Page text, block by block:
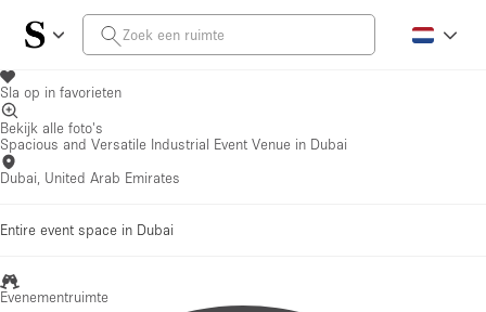
Sla op in favorieten
Bekijk alle foto's
Spacious and Versatile Industrial Event Venue in Dubai
Dubai, United Arab Emirates
Entire event space in Dubai
Evenementruimte